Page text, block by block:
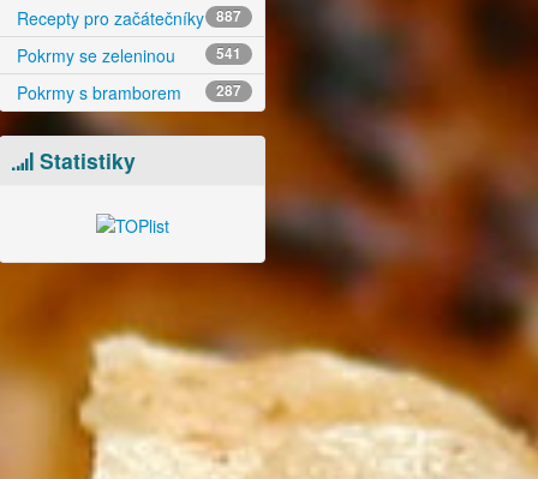
Recepty pro začátečníky 887
Pokrmy se zeleninou 541
Pokrmy s bramborem 287
Statistiky